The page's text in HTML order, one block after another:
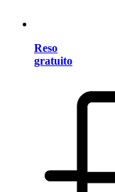
Reso
gratuito